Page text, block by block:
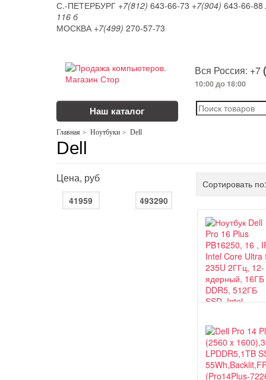
С.-ПЕТЕРБУРГ +7(812) 643-66-73 +7(904) 643-66-88
116 б
МОСКВА +7(499) 270-57-73
Вся Россия: +7
10:00 до 18:00
Наш каталог
Главная Ноутбуки Dell
Dell
Цена, руб Сортировать по